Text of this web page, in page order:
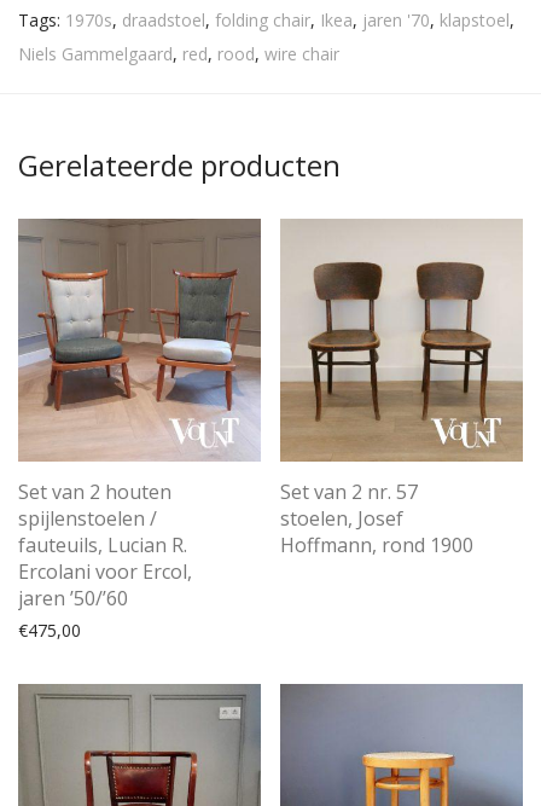
Tags: 1970s, draadstoel, folding chair, Ikea, jaren '70, klapstoel,
Niels Gammelgaard, red, rood, wire chair
Gerelateerde producten
Set van 2 houten
spijlenstoelen /
fauteuils, Lucian R.
Ercolani voor Ercol,
jaren ’50/’60
€475,00
Set van 2 nr. 57
stoelen, Josef
Hoffmann, rond 1900